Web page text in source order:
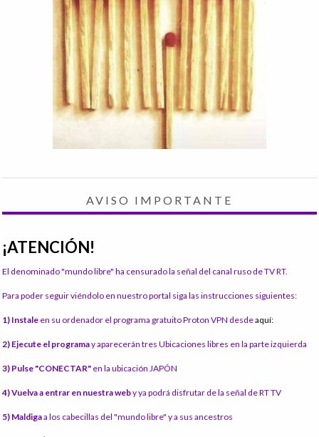
AVISO IMPORTANTE
¡ATENCIÓN!
El denominado "mundo libre" ha censurado la señal del canal ruso de TV RT.
Para poder seguir viéndolo en nuestro portal siga las instrucciones siguientes:
1) Instale en su ordenador el programa gratuito Proton VPN desdeaquí:
2) Ejecute el programay aparecerán tres Ubicaciones libres en la parte izquierda
3) Pulse "CONECTAR" en la ubicación JAPÓN
4) Vuelva a entrar en nuestra weby ya podrá disfrutar de la señal de RT TV
5) Maldigaa los cabecillas del "mundo libre" y a sus ancestros